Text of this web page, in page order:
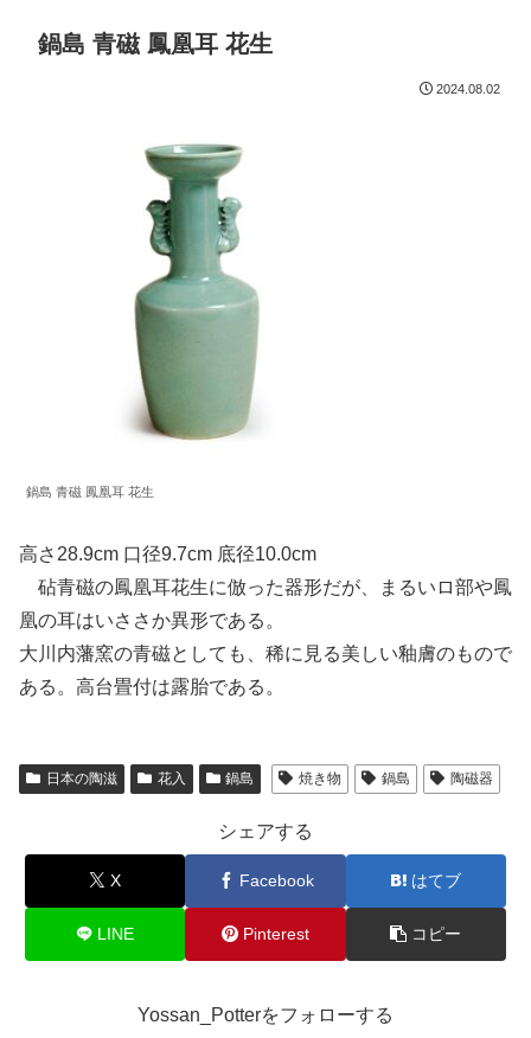
鍋島 青磁 鳳凰耳 花生
2024.08.02
鍋島 青磁 鳳凰耳 花生
高さ28.9cm 口径9.7cm 底径10.0cm
砧青磁の鳳凰耳花生に倣った器形だが、まるいロ部や鳳
凰の耳はいささか異形である。
大川内藩窯の青磁としても、稀に見る美しい釉膚のもので
ある。高台畳付は露胎である。
日本の陶滋 花入 鍋島 焼き物 鍋島 陶磁器
シェアする
X Facebook はてブ
LINE Pinterest コピー
Yossan_Potterをフォローする